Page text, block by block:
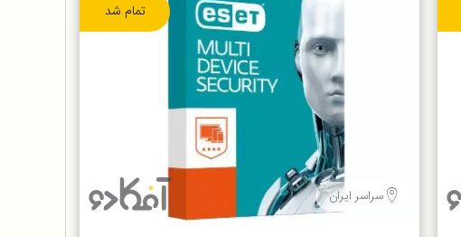
تمام شد
سراسر ایران